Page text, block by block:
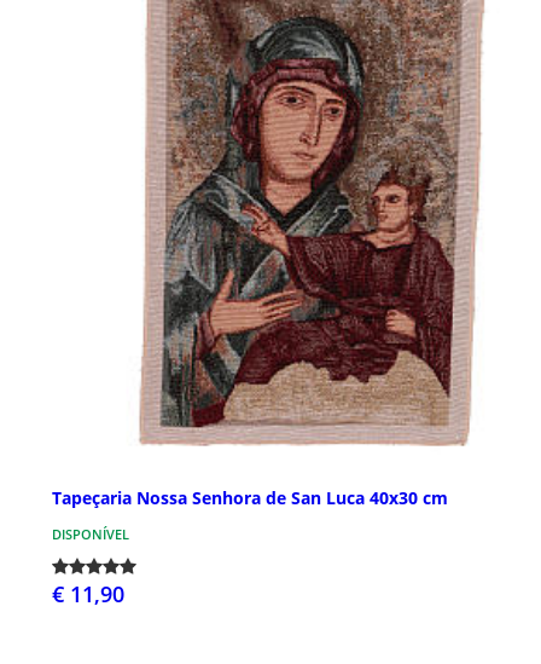
Tapeçaria Nossa Senhora de San Luca 40x30 cm
DISPONÍVEL
€ 11,90